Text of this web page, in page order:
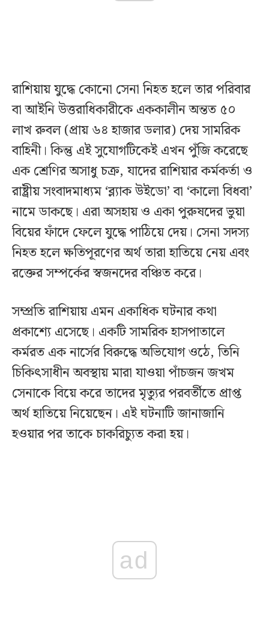
রাশিয়ায় যুদ্ধে কোনো সেনা নিহত হলে তার পরিবার
বা আইনি উত্তরাধিকারীকে এককালীন অন্তত ৫০
লাখ রুবল (প্রায় ৬৪ হাজার ডলার) দেয় সামরিক
বাহিনী। কিন্তু এই সুযোগটিকেই এখন পুঁজি করেছে
এক শ্রেণির অসাধু চক্র, যাদের রাশিয়ার কর্মকর্তা ও
রাষ্ট্রীয় সংবাদমাধ্যম ‘ব্ল্যাক উইডো’ বা ‘কালো বিধবা’
নামে ডাকছে। এরা অসহায় ও একা পুরুষদের ভুয়া
বিয়ের ফাঁদে ফেলে যুদ্ধে পাঠিয়ে দেয়। সেনা সদস্য
নিহত হলে ক্ষতিপূরণের অর্থ তারা হাতিয়ে নেয় এবং
রক্তের সম্পর্কের স্বজনদের বঞ্চিত করে।
সম্প্রতি রাশিয়ায় এমন একাধিক ঘটনার কথা
প্রকাশ্যে এসেছে। একটি সামরিক হাসপাতালে
কর্মরত এক নার্সের বিরুদ্ধে অভিযোগ ওঠে, তিনি
চিকিৎসাধীন অবস্থায় মারা যাওয়া পাঁচজন জখম
সেনাকে বিয়ে করে তাদের মৃত্যুর পরবর্তীতে প্রাপ্ত
অর্থ হাতিয়ে নিয়েছেন। এই ঘটনাটি জানাজানি
হওয়ার পর তাকে চাকরিচ্যুত করা হয়।
ad